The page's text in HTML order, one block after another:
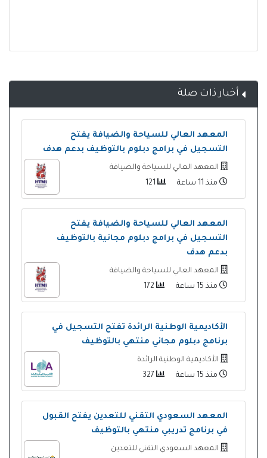
أخبار ذات صلة
المعهد العالي للسياحة والضيافة يفتح
التسجيل في برامج دبلوم بالتوظيف بدعم هدف
المعهد العالي للسياحة والضيافة
منذ 11 ساعة
المعهد العالي للسياحة والضيافة يفتح
التسجيل في برامج دبلوم مجانية بالتوظيف
بدعم هدف
المعهد العالي للسياحة والضيافة
منذ 15 ساعة
الأكاديمية الوطنية الرائدة تفتح التسجيل في
برنامج دبلوم مجاني منتهي بالتوظيف
الأكاديمية الوطنية الرائدة
منذ 15 ساعة
المعهد السعودي التقني للتعدين يفتح القبول
في برنامج تدريبي منتهي بالتوظيف
المعهد السعودي التقني للتعدين